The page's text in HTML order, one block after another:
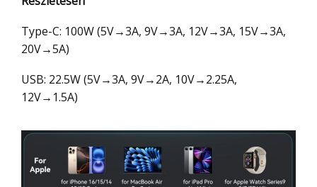
Type-C: 100W (5V→3A, 9V→3A, 12V→3A, 15V→3A,
20V→5A)
USB: 22.5W (5V→3A, 9V→2A, 10V→2.25A,
12V→1.5A)